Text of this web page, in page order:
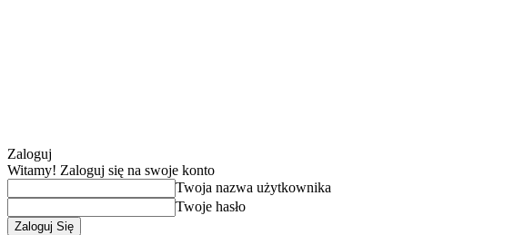
Zaloguj
Witamy! Zaloguj się na swoje konto
Twoja nazwa użytkownika
Twoje hasło